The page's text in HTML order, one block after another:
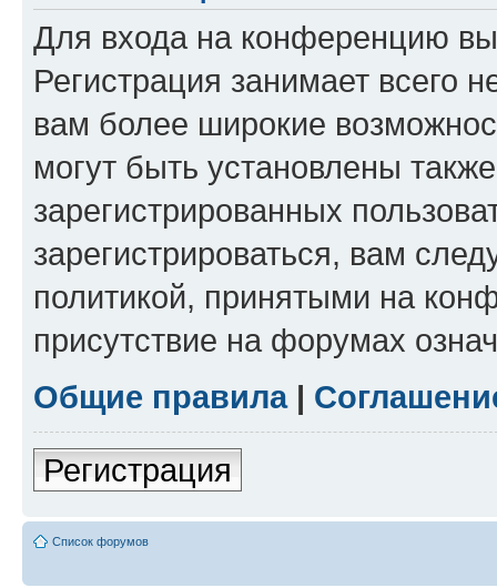
Для входа на конференцию
Регистрация занимает всего
вам более широкие
могут быть установлены
зарегистрированных
зарегистрироваться, вам
политикой, принятыми на
присутствие на форумах
Общие правила|
Регистрация
Список форумов